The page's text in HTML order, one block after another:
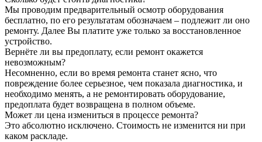
Мы проводим предварительный осмотр оборудования
бесплатно, по его результатам обозначаем – подлежит ли оно
ремонту. Далее Вы платите уже только за восстановленное
устройство.
Вернёте ли вы предоплату, если ремонт окажется
невозможным?
Несомненно, если во время ремонта станет ясно, что
повреждение более серьезное, чем показала диагностика, и
необходимо менять, а не ремонтировать оборудование,
предоплата будет возвращена в полном объеме.
Может ли цена измениться в процессе ремонта?
Это абсолютно исключено. Стоимость не изменится ни при
каком раскладе.